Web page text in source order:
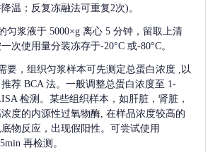
温；反复冻融法可重复2次)。
匀浆液于 5000×g 离心 5 分钟，留取上清
次使用量分装冻存于-20°C 或-80°C。
要，组织匀浆样本可先测定总蛋白浓度 ,以
荐 BCA 法。一般调整总蛋白浓度至 1-
检测。某些组织样本，如肝脏，肾脏，
度的内源性过氧物酶, 在样品浓度较高的
物反应，出现假阳性。可尝试使用
再检测。